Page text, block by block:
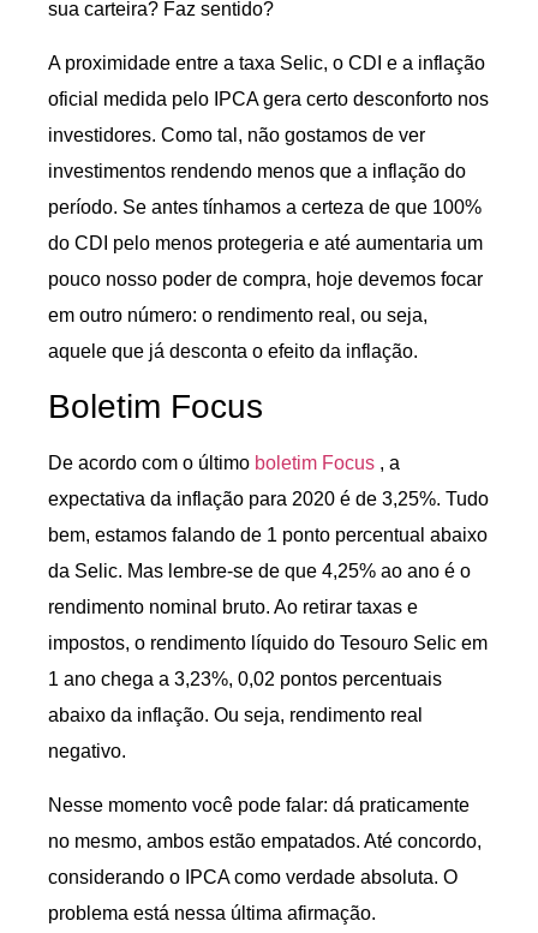
sua carteira? Faz sentido?
A proximidade entre a taxa Selic, o CDI e a inflação
oficial medida pelo IPCA gera certo desconforto nos
investidores. Como tal, não gostamos de ver
investimentos rendendo menos que a inflação do
período. Se antes tínhamos a certeza de que 100%
do CDI pelo menos protegeria e até aumentaria um
pouco nosso poder de compra, hoje devemos focar
em outro número: o rendimento real, ou seja,
aquele que já desconta o efeito da inflação.
Boletim Focus
De acordo com o último boletim Focus , a
expectativa da inflação para 2020 é de 3,25%. Tudo
bem, estamos falando de 1 ponto percentual abaixo
da Selic. Mas lembre-se de que 4,25% ao ano é o
rendimento nominal bruto. Ao retirar taxas e
impostos, o rendimento líquido do Tesouro Selic em
1 ano chega a 3,23%, 0,02 pontos percentuais
abaixo da inflação. Ou seja, rendimento real
negativo.
Nesse momento você pode falar: dá praticamente
no mesmo, ambos estão empatados. Até concordo,
considerando o IPCA como verdade absoluta. O
problema está nessa última afirmação.